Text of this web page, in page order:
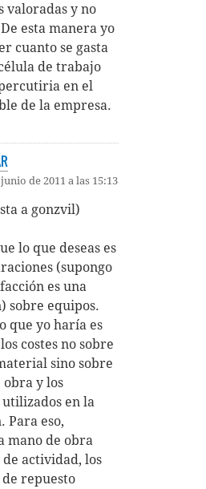
valoradas y no
esta manera yo
cuanto se gasta
de trabajo
en el
de la empresa.
de 2011 a las 15:13
a gonzvil)
lo que deseas es
(supongo
es una
sobre equipos.
que yo haría es
costes no sobre
sino sobre
obra y los
en la
Para eso,
mano de obra
de actividad, los
repuesto